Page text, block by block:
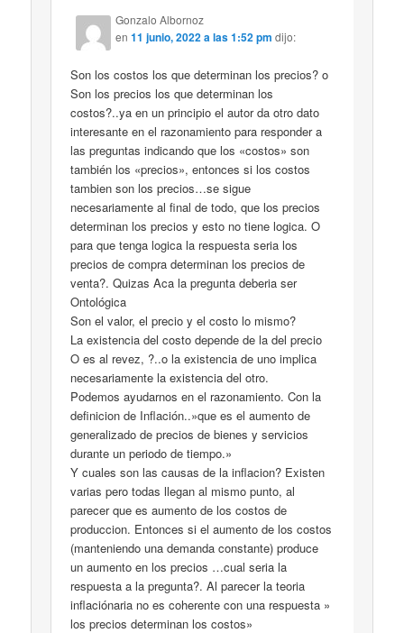
Gonzalo Albornoz
en11 junio, 2022 a las 1:52 pm dijo:
Son los costos los que determinan los precios? o
Son los precios los que determinan los
costos?..ya en un principio el autor da otro dato
interesante en el razonamiento para responder a
las preguntas indicando que los «costos» son
también los «precios», entonces si los costos
tambien son los precios…se sigue
necesariamente al final de todo, que los precios
determinan los precios y esto no tiene logica. O
para que tenga logica la respuesta seria los
precios de compra determinan los precios de
venta?. Quizas Aca la pregunta deberia ser
Ontológica
Son el valor, el precio y el costo lo mismo?
La existencia del costo depende de la del precio
O es al revez, ?..o la existencia de uno implica
necesariamente la existencia del otro.
Podemos ayudarnos en el razonamiento. Con la
definicion de Inflación..»que es el aumento de
generalizado de precios de bienes y servicios
durante un periodo de tiempo.»
Y cuales son las causas de la inflacion? Existen
varias pero todas llegan al mismo punto, al
parecer que es aumento de los costos de
produccion. Entonces si el aumento de los costos
(manteniendo una demanda constante) produce
un aumento en los precios …cual seria la
respuesta a la pregunta?. Al parecer la teoria
inflaciónaria no es coherente con una respuesta »
los precios determinan los costos»